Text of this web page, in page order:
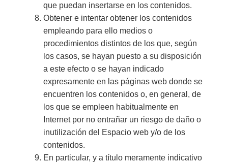
que puedan insertarse en los contenidos.
Obtener e intentar obtener los contenidos
empleando para ello medios o
procedimientos distintos de los que, según
los casos, se hayan puesto a su disposición
a este efecto o se hayan indicado
expresamente en las páginas web donde se
encuentren los contenidos o, en general, de
los que se empleen habitualmente en
Internet por no entrañar un riesgo de daño o
inutilización del Espacio web y/o de los
contenidos.
En particular, y a título meramente indicativo